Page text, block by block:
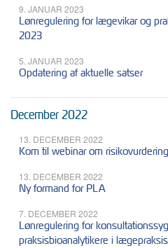
9. JANUAR 2023
Lønregulering for lægevikar og
2023
5. JANUAR 2023
Opdatering af aktuelle satser
December 2022
13. DECEMBER 2022
Kom til webinar om
13. DECEMBER 2022
Ny formand for PLA
7. DECEMBER 2022
Lønregulering for
praksisbioanalytikere i lægepraksis